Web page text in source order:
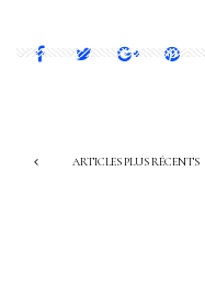
ARTICLES PLUS RÉCENTS